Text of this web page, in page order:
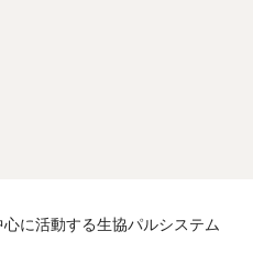
心に活動する生協パルシステム